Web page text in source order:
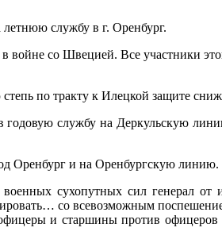
летнюю службу в г. Оренбург.
в войне со Швецией. Все участники
по тракту к Илецкой защите
службу на Деркульскую
Оренбург и на Оренбургскую линию.
сухопутных сил генерал от
со всевозможным
и старшины против офицеров